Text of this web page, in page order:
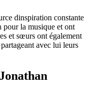
dinspiration constante
pour la musique et ont
et sœurs ont également
avec lui leurs